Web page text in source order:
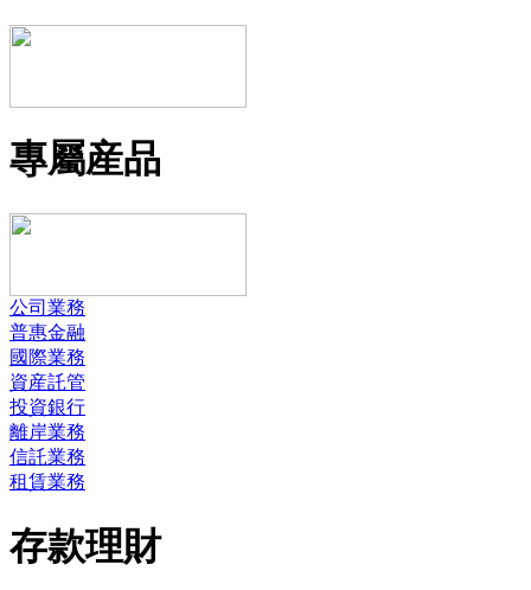
專屬産品
公司業務
普惠金融
國際業務
資産託管
投資銀行
離岸業務
信託業務
租賃業務
存款理財